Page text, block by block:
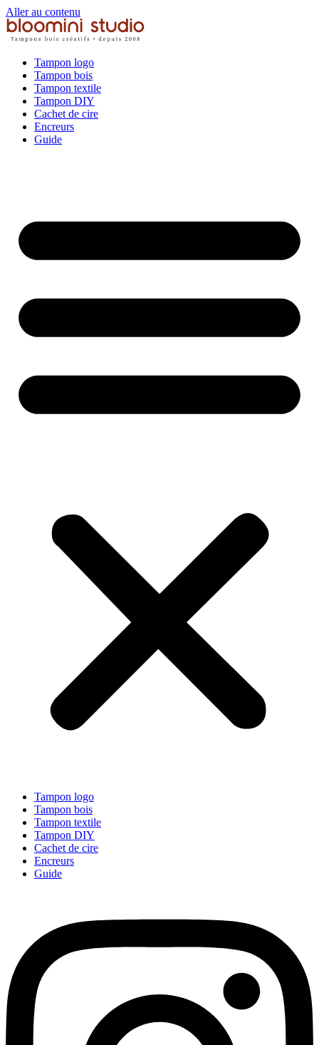
Aller au contenu
Tampon logo
Tampon bois
Tampon textile
Tampon DIY
Cachet de cire
Encreurs
Guide
Tampon logo
Tampon bois
Tampon textile
Tampon DIY
Cachet de cire
Encreurs
Guide